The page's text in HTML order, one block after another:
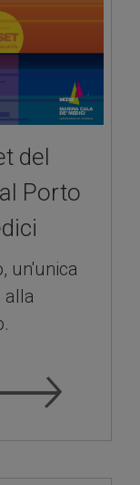
del
Porto
un'unica
alla